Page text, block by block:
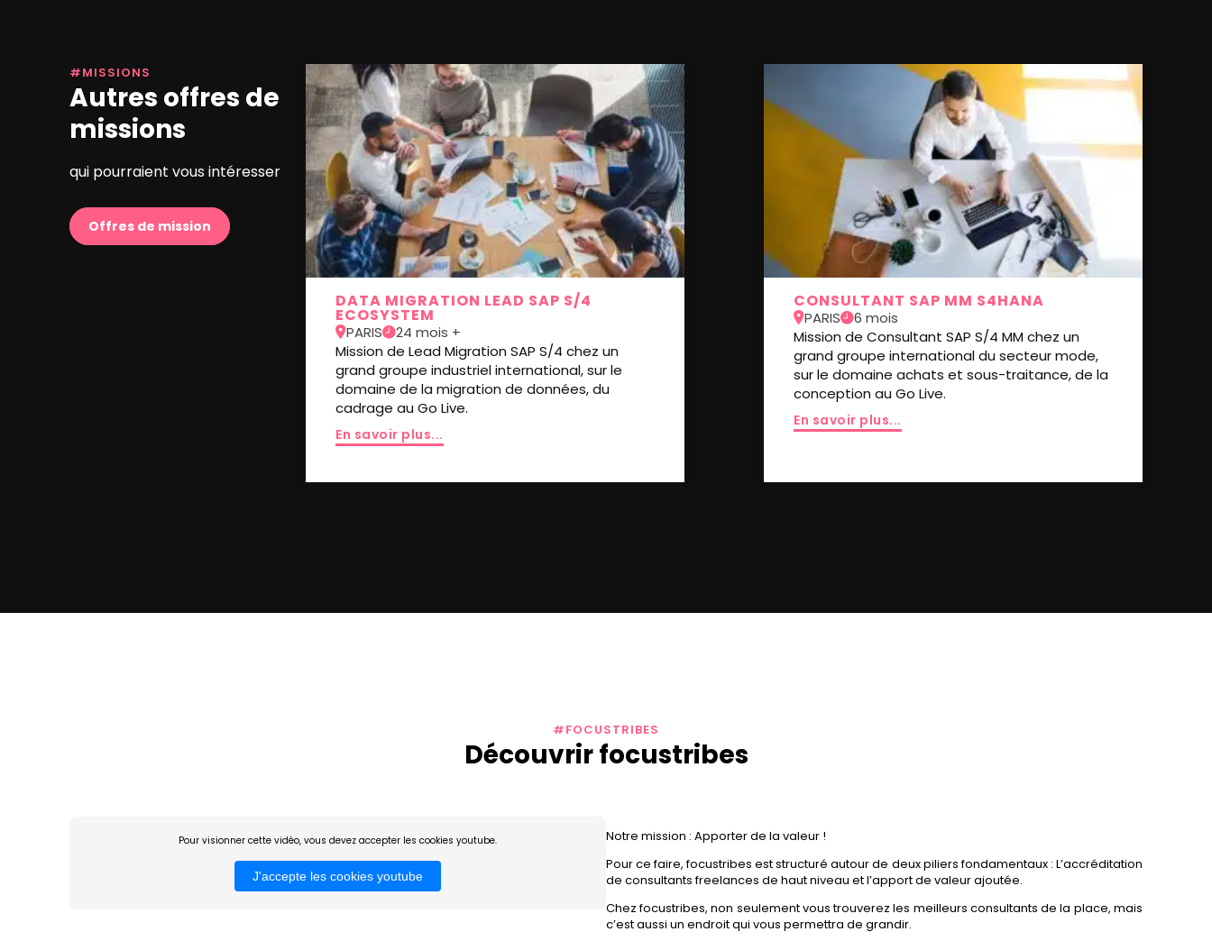
#MISSIONS
Autres offres de
missions
qui pourraient vous intéresser
Offres de mission
DATA MIGRATION LEAD SAP S/4
ECOSYSTEM
PARIS
24 mois +
Mission de Lead Migration SAP S/4 chez un
grand groupe industriel international, sur le
domaine de la migration de données, du
cadrage au Go Live.
En savoir plus...
CONSULTANT SAP MM S4HANA
PARIS
6 mois
Mission de Consultant SAP S/4 MM chez un
grand groupe international du secteur mode,
sur le domaine achats et sous-traitance, de la
conception au Go Live.
En savoir plus...
#FOCUSTRIBES
Découvrir focustribes
Pour visionner cette vidéo, vous devez accepter les cookies youtube.
J'accepte les cookies youtube
Notre mission : Apporter de la valeur !
Pour ce faire, focustribes est structuré autour de deux piliers fondamentaux : L’accréditation
de consultants freelances de haut niveau et l’apport de valeur ajoutée.
Chez focustribes, non seulement vous trouverez les meilleurs consultants de la place, mais
c’est aussi un endroit qui vous permettra de grandir.